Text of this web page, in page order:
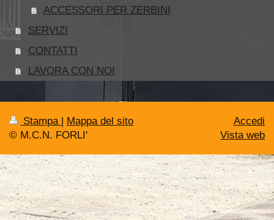
ACCESSORI PER ZERBINI
SERVIZI
CONTATTI
LAVORA CON NOI
Stampa | Mappa del sito
© M.C.N. FORLI'
Accedi
Vista web